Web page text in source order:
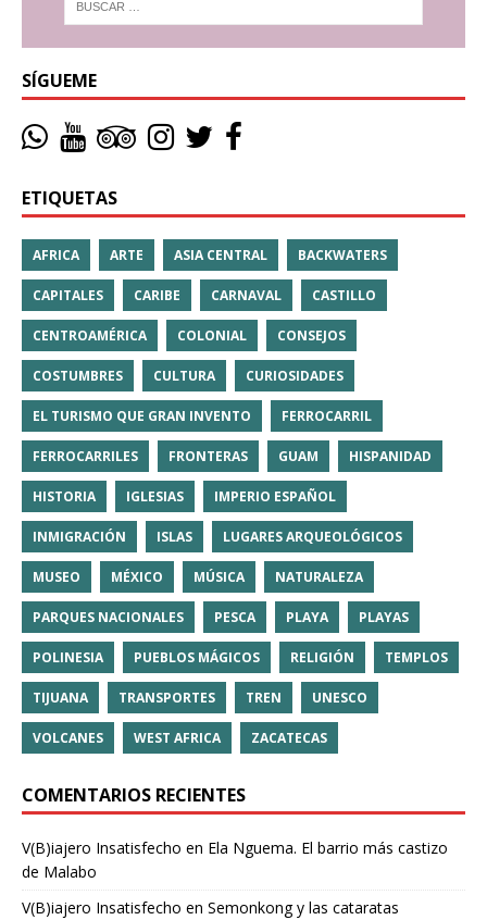
SÍGUEME
ETIQUETAS
AFRICA ARTE ASIA CENTRAL BACKWATERS
CAPITALES CARIBE CARNAVAL CASTILLO
CENTROAMÉRICA COLONIAL CONSEJOS
COSTUMBRES CULTURA CURIOSIDADES
EL TURISMO QUE GRAN INVENTO FERROCARRIL
FERROCARRILES FRONTERAS GUAM HISPANIDAD
HISTORIA IGLESIAS IMPERIO ESPAÑOL
INMIGRACIÓN ISLAS LUGARES ARQUEOLÓGICOS
MUSEO MÉXICO MÚSICA NATURALEZA
PARQUES NACIONALES PESCA PLAYA PLAYAS
POLINESIA PUEBLOS MÁGICOS RELIGIÓN TEMPLOS
TIJUANA TRANSPORTES TREN UNESCO
VOLCANES WEST AFRICA ZACATECAS
COMENTARIOS RECIENTES
V(B)iajero Insatisfecho en Ela Nguema. El barrio más castizo
de Malabo
V(B)iajero Insatisfecho en Semonkong y las cataratas